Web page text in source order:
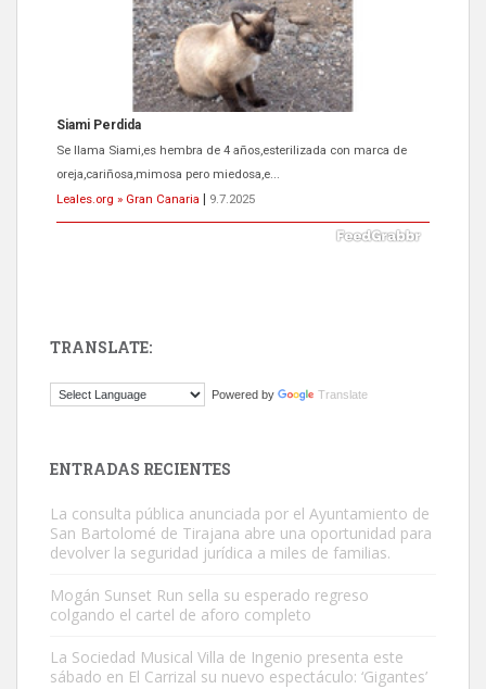
Siami Perdida
Se llama Siami,es hembra de 4 años,esterilizada con marca de
oreja,cariñosa,mimosa pero miedosa,e...
Leales.org » Gran Canaria
9.7.2025
El ayuntamiento se va a llevar a Los Gatos callejeros de la zona los
Gato manso encontrado
Este gato macho ha aparecido en la calle hace menos de un mes,
es muy manso y extremadamente cari...
TRANSLATE:
Powered by Translate
ENTRADAS RECIENTES
La consulta pública anunciada por el Ayuntamiento de
San Bartolomé de Tirajana abre una oportunidad para
devolver la seguridad jurídica a miles de familias.
Mogán Sunset Run sella su esperado regreso
colgando el cartel de aforo completo
La Sociedad Musical Villa de Ingenio presenta este
sábado en El Carrizal su nuevo espectáculo: ‘Gigantes’